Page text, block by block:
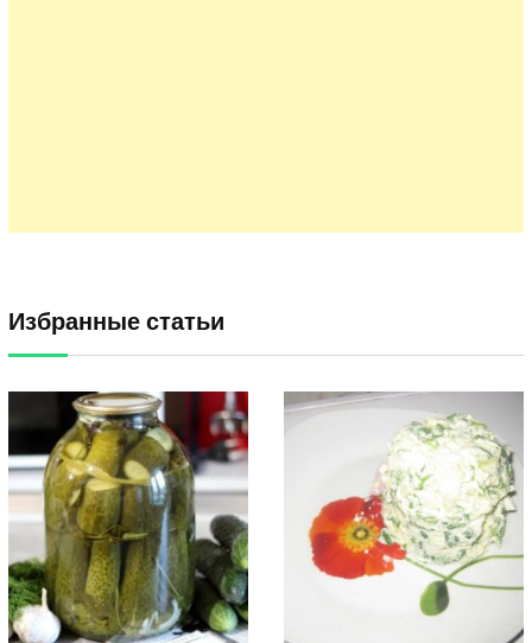
Избранные статьи